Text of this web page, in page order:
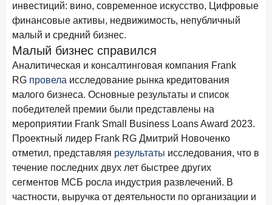
в феврале 2026 года
18 марта 2026 года
Банки начали снижать ставки по вкладам еще до
решения ЦБ
16 марта 2026 года
Frank RG объявила победителей кейс-чемпионата
2026 года
12 марта 2026 года
Банки ускорили работу с претензиями
Рассылка Frank RG
Итоги недели, наша трактовка основных событий
инвестиций: вино, современное искусство, Цифровые
финансовые активы, недвижимость, непубличный
малый и средний бизнес.
Малый бизнес справился
Аналитическая и консалтинговая компания Frank
RG провела исследование рынка кредитования
малого бизнеса. Основные результаты и список
победителей премии были представлены на
мероприятии Frank Small Business Loans Award 2023.
Проектный лидер Frank RG Дмитрий Новоченко
отметил, представляя результаты исследования, что в
течение последних двух лет быстрее других
сегментов МСБ росла индустрия развлечений. В
частности, выручка от деятельности по организации и